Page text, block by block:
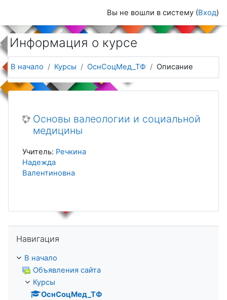
Вы не вошли в систему (Вход)
Информация о курсе
В начало Курсы ОснСоцМед_ТФ Описание
Основы валеологии и социальной
медицины
Учитель: Речкина
Надежда
Валентиновна
Навигация
В начало
Объявления сайта
Курсы
ОснСоцМед_ТФ